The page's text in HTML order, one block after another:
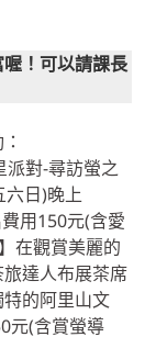
！可以請課長
派對-尋訪螢之
日)晚上
用150元(含愛
在觀賞美麗的
達人布展茶席
的阿里山文
元(含賞螢導